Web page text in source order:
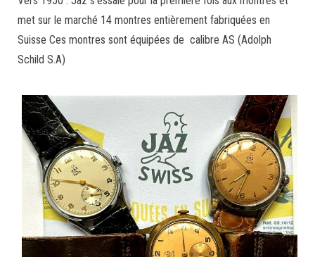
met sur le marché 14 montres entièrement fabriquées en
Suisse Ces montres sont équipées de calibre AS (Adolph
Schild S.A)